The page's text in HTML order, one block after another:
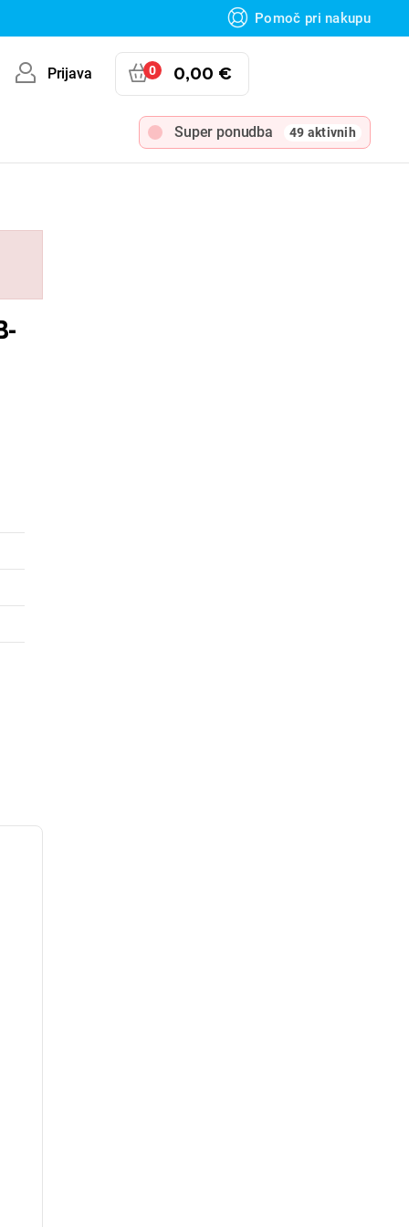
Pomoč pri nakupu
Prijava 0 0,00 €
Super ponudba 49 aktivnih